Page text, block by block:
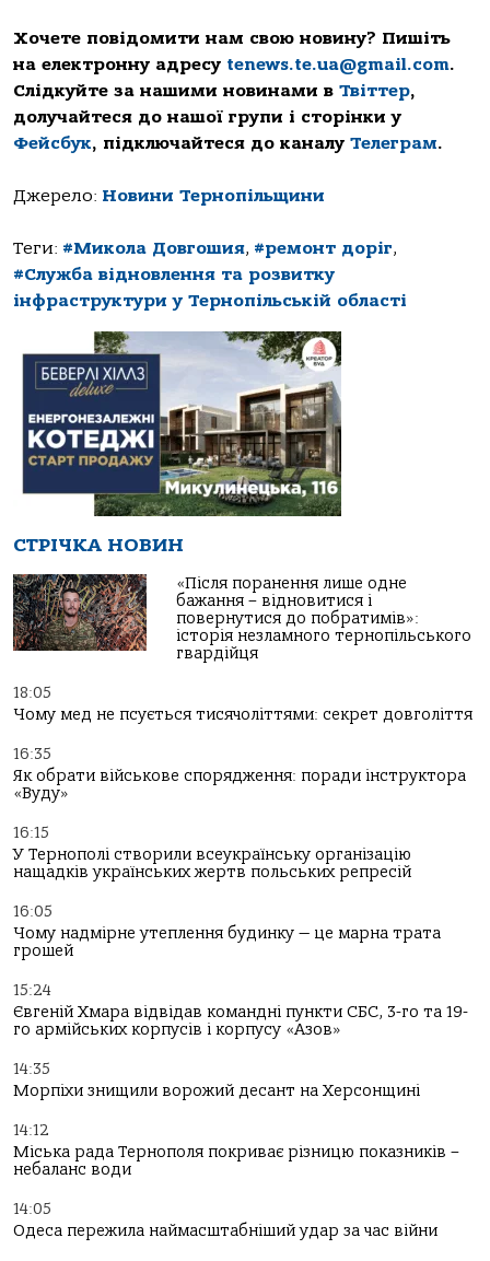
Хочете повідомити нам свою новину? Пишіть
на електронну адресу tenews.te.ua@gmail.com.
Слідкуйте за нашими новинами в Твіттер,
долучайтеся до нашої групи і сторінки у
Фейсбук, підключайтеся до каналу Телеграм.
Джерело: Новини Тернопільщини
Теги: #Микола Довгошия, #ремонт доріг,
#Служба відновлення та розвитку
інфраструктури у Тернопільській області
СТРІЧКА НОВИН
«Після поранення лише одне
бажання – відновитися і
повернутися до побратимів»:
історія незламного тернопільського
гвардійця
18:05
Чому мед не псується тисячоліттями: секрет довголіття
16:35
Як обрати військове спорядження: поради інструктора
«Вуду»
16:15
У Тернополі створили всеукраїнську організацію
нащадків українських жертв польських репресій
16:05
Чому надмірне утеплення будинку — це марна трата
грошей
15:24
Євгеній Хмара відвідав командні пункти СБС, 3-го та 19-
го армійських корпусів і корпусу «Азов»
14:35
Морпіхи знищили ворожий десант на Херсонщині
14:12
Міська рада Тернополя покриває різницю показників –
небаланс води
14:05
Одеса пережила наймасштабніший удар за час війни